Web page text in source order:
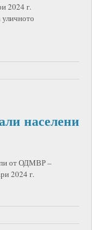
2024 г.
населени
от ОДМВР –
2024 г.